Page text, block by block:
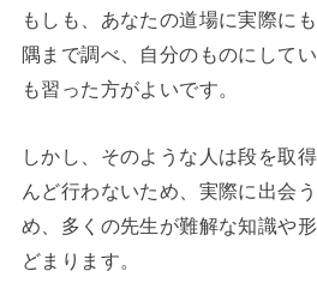
もしも、あなたの道場に実際に
隅まで調べ、自分のものにして
も習った方がよいです。
しかし、そのような人は段を取
んど行わないため、実際に出会
め、多くの先生が難解な知識や
どまります。